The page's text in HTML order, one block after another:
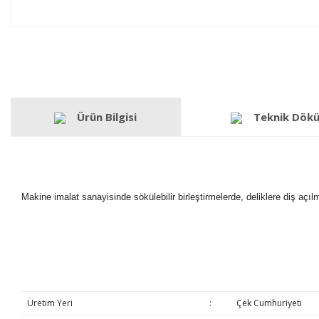
Ürün Bilgisi Teknik
Makine imalat sanayisinde sökülebilir birleştirmelerde, deliklere diş
Üretim Yeri :
Çek Cumhuriyeti